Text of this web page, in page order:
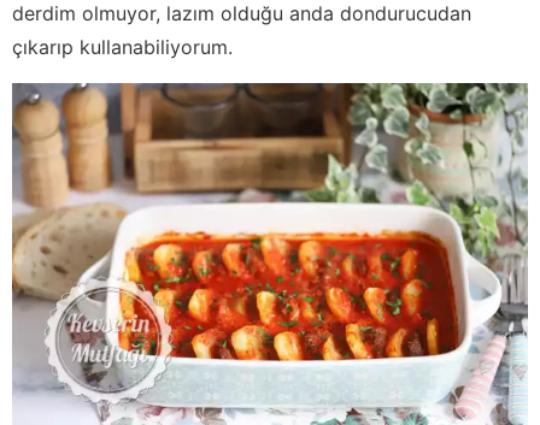
derdim olmuyor, lazım olduğu anda dondurucudan
çıkarıp kullanabiliyorum.